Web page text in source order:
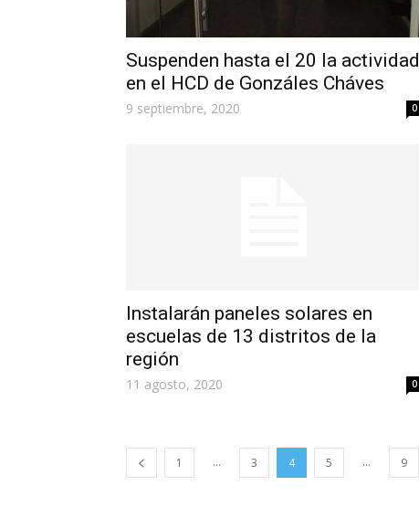
Suspenden hasta el 20 la actividad
en el HCD de Gonzáles Cháves
9 septiembre, 2020 0
Instalarán paneles solares en
escuelas de 13 distritos de la
región
11 agosto, 2020 0
1 ... 3 4 5 ... 9